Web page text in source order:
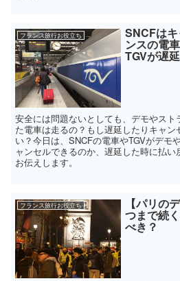
フランス旅行お役立ち SNCFは
ンスの電
TGVが遅
安全には問題ないとしても、デモやスト
た電車は走るの？もし遅延したりキャ
い？今日は、SNCFの電車やTGVがデモ
ャンセルできるのか、遅延した時に払
お伝えします。
フランス旅行お役立ち 【パリの
つまで続
べき？